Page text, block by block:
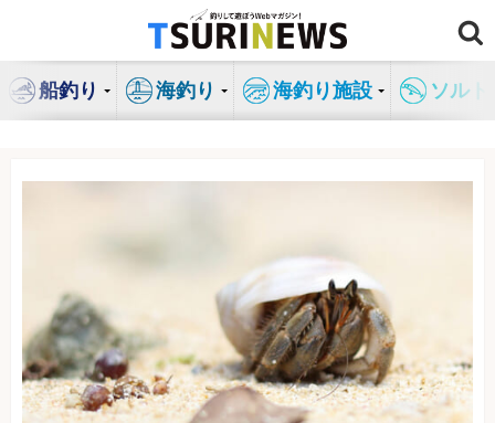
ン
船釣り 海釣り 海釣り施設 ソル